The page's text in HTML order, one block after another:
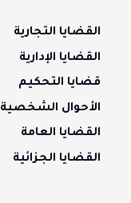
القضايا التجارية
القضايا الإدارية
قضايا التحكيم
الأحوال الشخصية
القضايا العامة
القضايا الجزائية